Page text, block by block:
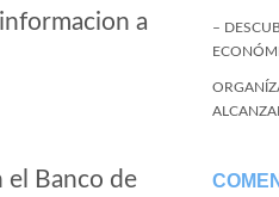
a
el Banco de
–